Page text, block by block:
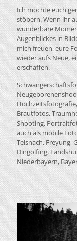
Ich möchte euch
stöbern. Wenn ihr
wunderbare
Augenblickes in
mich freuen, eure
wieder aufs Neue,
erschaffen.
Brautfotos,
Shooting,
auch als mobile
Teisnach, Freyung,
Dingolfing,
Niederbayern,